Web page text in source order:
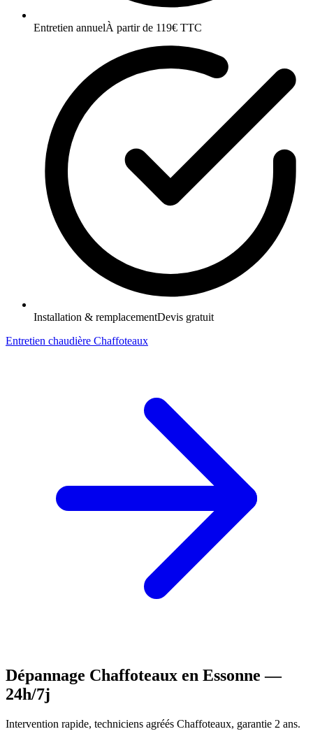
Entretien annuelÀ partir de 119€ TTC
Installation & remplacementDevis gratuit
Entretien chaudière Chaffoteaux
Dépannage Chaffoteaux en Essonne —
24h/7j
Intervention rapide, techniciens agréés Chaffoteaux, garantie 2 ans.